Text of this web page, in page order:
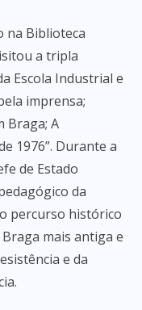
na Biblioteca
a tripla
Escola Industrial e
imprensa;
Braga; A
1976”. Durante a
de Estado
da
percurso histórico
mais antiga e
e da